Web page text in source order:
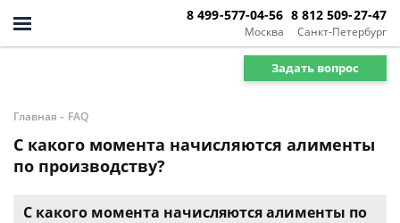
Москва
8 499-577-04-56
Санкт-Петербург
8 812 509-27-47
Задать вопрос
Главная - FAQ
С какого момента начисляются алименты
по производству?
С какого момента начисляются алименты по